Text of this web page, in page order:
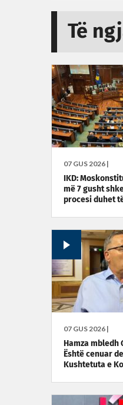
Të
07 GUS 2026 |
IKD:
më 7 gusht
procesi duhet
07 GUS 2026 |
Hamza mbledh
Është cenuar
Kushtetuta e